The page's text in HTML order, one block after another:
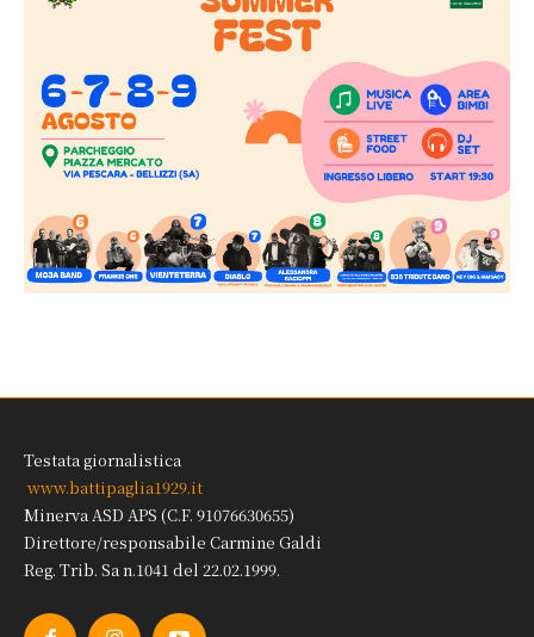
Testata giornalistica
www.battipaglia1929.it
Minerva ASD APS (C.F. 91076630655)
Direttore/responsabile Carmine Galdi
Reg. Trib. Sa n.1041 del 22.02.1999.